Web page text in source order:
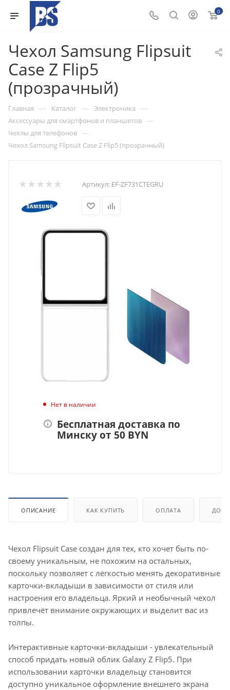
0
Чехол Samsung Flipsuit
Case Z Flip5
(прозрачный)
Главная — Каталог — Электроника —
Аксессуары для смартфонов и планшетов —
Чехлы для телефонов —
Чехол Samsung Flipsuit Case Z Flip5 (прозрачный)
Артикул: EF-ZF731CTEGRU
Нет в наличии
Бесплатная доставка по
Минску от 50 BYN
ОПИСАНИЕ КАК КУПИТЬ ОПЛАТА
Чехол Flipsuit Case создан для тех, кто хочет быть по-
своему уникальным, не похожим на остальных,
поскольку позволяет с лёгкостью менять декоративные
карточки-вкладыши в зависимости от стиля или
настроения его владельца. Яркий и необычный чехол
привлечёт внимание окружающих и выделит вас из
толпы.
Интерактивные карточки-вкладыши - увлекательный
способ придать новый облик Galaxy Z Flip5. При
использовании карточки владельцу становится
доступно уникальное оформление внешнего экрана